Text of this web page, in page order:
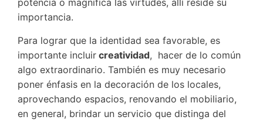
potencia o magnifica las virtudes, allí reside su
importancia.
Para lograr que la identidad sea favorable, es
importante incluir creatividad, hacer de lo común
algo extraordinario. También es muy necesario
poner énfasis en la decoración de los locales,
aprovechando espacios, renovando el mobiliario,
en general, brindar un servicio que distinga del